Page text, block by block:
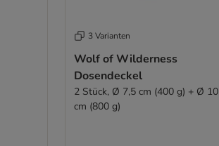
3 Varianten
Wolf of Wilderness
Dosendeckel
2 Stück, Ø 7,5 cm (400 g) + Ø 10
cm (800 g)